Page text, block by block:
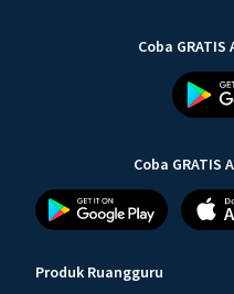
Coba
Coba GRATIS
Produk Ruangguru